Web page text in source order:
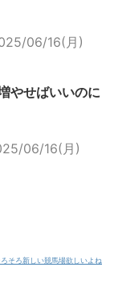
06/16(月)
やせばいいのに
06/16(月)
ろそろ新しい競馬場欲しいよね